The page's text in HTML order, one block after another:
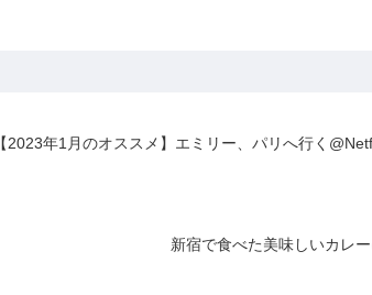
【2023年1月のオススメ】エミリー、パリへ行く
新宿で食べた美味しいカレ